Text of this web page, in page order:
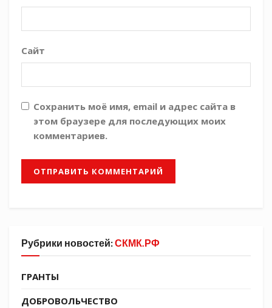
— Мне очень понравилась экскурсия, —
человеком образованным, при чем во всех
кабине всяких кнопочек, лампочек, тумблеров!
Завершилось знакомство в учебном здании,
где расположены учебные тренажёры — копии
систем управления истребителей Як-130 и Л-39.
Инструкторы показали, как тренируются
курсанты перед полетом на настоящем
Виктория Левина
Сайт
Сохранить моё имя, email и адрес сайта в
этом браузере для последующих моих
комментариев.
Рубрики новостей:СКМК.РФ
ГРАНТЫ
ДОБРОВОЛЬЧЕСТВО